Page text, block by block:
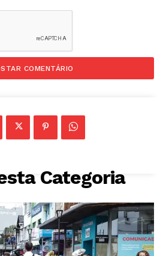
Categoria